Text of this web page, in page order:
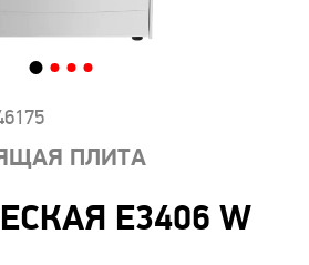
ПЛИТА
E3406 W